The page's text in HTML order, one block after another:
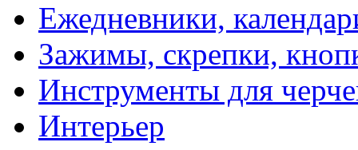
Ежедневники,
Зажимы, скрепки,
Инструменты для
Интерьер